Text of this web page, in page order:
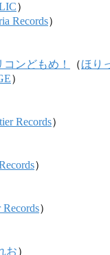
）
Records）
ンどもめ！
（ほり
）
Records）
）
Records）
お）